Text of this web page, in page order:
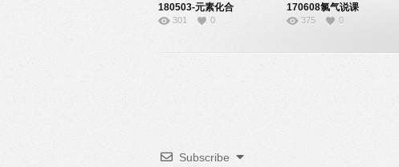
180503-元素化合
物-08150118
301 0
170608氯气说课
10140808
375 0
Subscribe